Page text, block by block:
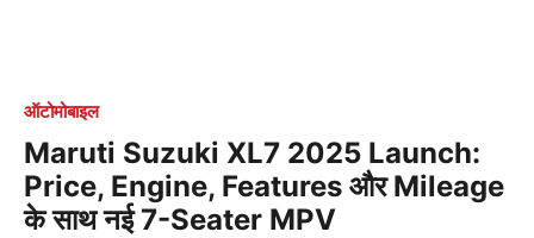
ऑटोमोबाइल
Maruti Suzuki XL7 2025 Launch:
Price, Engine, Features और Mileage
के साथ नई 7-Seater MPV